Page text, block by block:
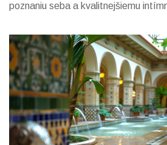
poznaniu seba a kvalitnejšiemu